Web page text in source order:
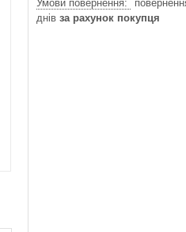
днів за рахунок покупця